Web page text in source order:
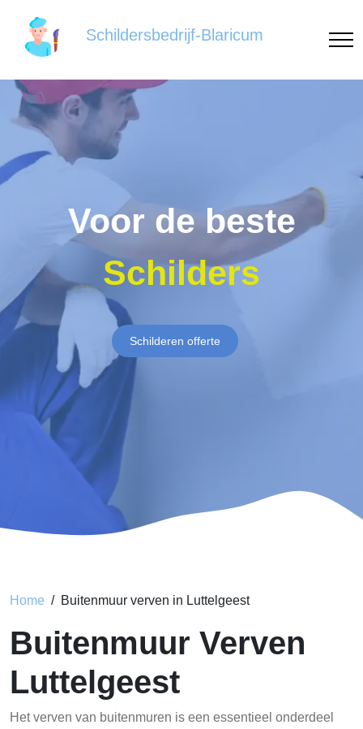
Schildersbedrijf-Blaricum
Voor de beste
Schilders
Schilderen offerte
Home Buitenmuur verven in Luttelgeest
Buitenmuur Verven
Luttelgeest
Het verven van buitenmuren is een essentieel onderdeel